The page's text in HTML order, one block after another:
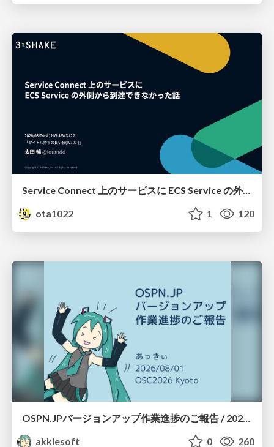
Service Connect 上のサービスに ECS Service の外側から到達できなかった話
ota1022
1 120
OSPN.JPバージョンアップ作業進捗のご報告 / 20260801-osc26kyoto
akkiesoft
0 260